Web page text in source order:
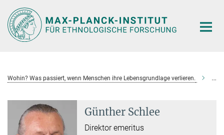
Hauptinhalt
Wohin? Was passiert, wenn Menschen ihre Lebensgrundlage verlieren.
Günther Schlee
Direktor emeritus